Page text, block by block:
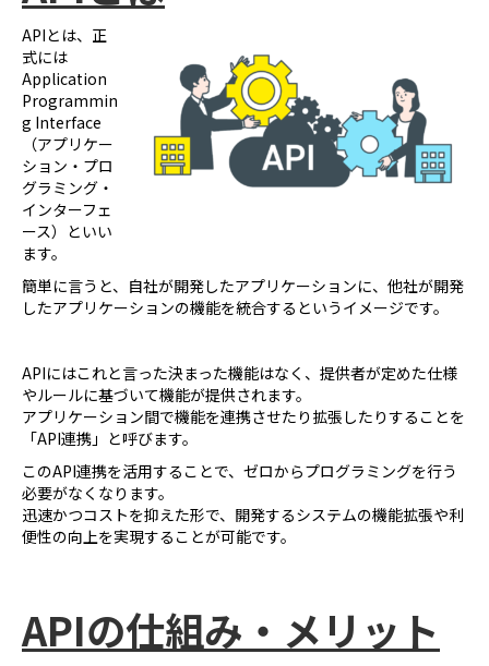
APIとは、正
式には
Application
Programmin
g Interface
（アプリケー
ション・プロ
グラミング・
インターフェ
ース）といい
ます。
簡単に言うと、自社が開発したアプリケーションに、他社が開発
したアプリケーションの機能を統合するというイメージです。
APIにはこれと言った決まった機能はなく、提供者が定めた仕様
やルールに基づいて機能が提供されます。
アプリケーション間で機能を連携させたり拡張したりすることを
「API連携」と呼びます。
このAPI連携を活用することで、ゼロからプログラミングを行う
必要がなくなります。
迅速かつコストを抑えた形で、開発するシステムの機能拡張や利
便性の向上を実現することが可能です。
APIの仕組み・メリット